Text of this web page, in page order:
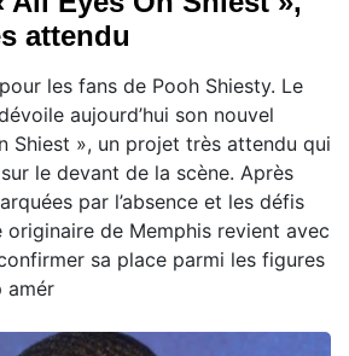
attendu
les fans de Pooh Shiesty. Le
aujourd’hui son nouvel
Shiest », un projet très attendu qui
le devant de la scène. Après
par l’absence et les défis
originaire de Memphis revient avec
sa place parmi les figures
amér